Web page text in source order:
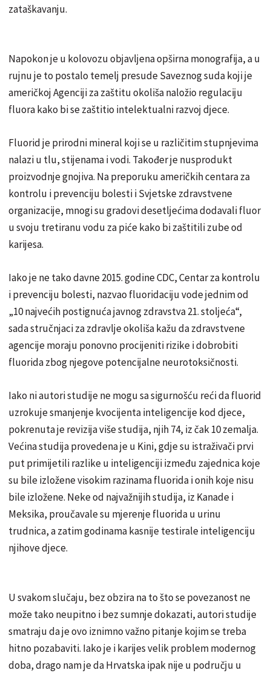
zataškavanju.
Napokon je u kolovozu objavljena opširna monografija, a u
rujnu je to postalo temelj presude Saveznog suda koji je
američkoj Agenciji za zaštitu okoliša naložio regulaciju
fluora kako bi se zaštitio intelektualni razvoj djece.
Fluorid je prirodni mineral koji se u različitim stupnjevima
nalazi u tlu, stijenama i vodi. Također je nusprodukt
proizvodnje gnojiva. Na preporuku američkih centara za
kontrolu i prevenciju bolesti i Svjetske zdravstvene
organizacije, mnogi su gradovi desetljećima dodavali fluor
u svoju tretiranu vodu za piće kako bi zaštitili zube od
karijesa.
Iako je ne tako davne 2015. godine CDC, Centar za kontrolu
i prevenciju bolesti, nazvao fluoridaciju vode jednim od
„10 najvećih postignuća javnog zdravstva 21. stoljeća“,
sada stručnjaci za zdravlje okoliša kažu da zdravstvene
agencije moraju ponovno procijeniti rizike i dobrobiti
fluorida zbog njegove potencijalne neurotoksičnosti.
Iako ni autori studije ne mogu sa sigurnošću reći da fluorid
uzrokuje smanjenje kvocijenta inteligencije kod djece,
pokrenuta je revizija više studija, njih 74, iz čak 10 zemalja.
Većina studija provedena je u Kini, gdje su istraživači prvi
put primijetili razlike u inteligenciji između zajednica koje
su bile izložene visokim razinama fluorida i onih koje nisu
bile izložene. Neke od najvažnijih studija, iz Kanade i
Meksika, proučavale su mjerenje fluorida u urinu
trudnica, a zatim godinama kasnije testirale inteligenciju
njihove djece.
U svakom slučaju, bez obzira na to što se povezanost ne
može tako neupitno i bez sumnje dokazati, autori studije
smatraju da je ovo iznimno važno pitanje kojim se treba
hitno pozabaviti. Iako je i karijes velik problem modernog
doba, drago nam je da Hrvatska ipak nije u području u